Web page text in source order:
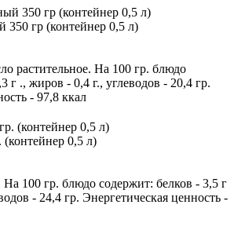
350 гр (контейнер 0,5 л)
растительное. На 100 гр. блюдо
г ., жиров - 0,4 г., углеводов - 20,4 гр.
- 97,8 ккал
(контейнер 0,5 л)
На 100 гр. блюдо содержит: белков - 3,5 г
- 24,4 гр. Энергетическая ценность -